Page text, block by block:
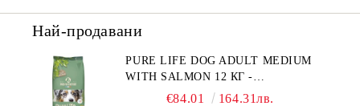
Най-продавани
PURE LIFE DOG ADULT MEDIUM
WITH SALMON 12 КГ -
ПЪЛНОЦЕННА ХРАНА ЗА
€84.01 164.31лв.